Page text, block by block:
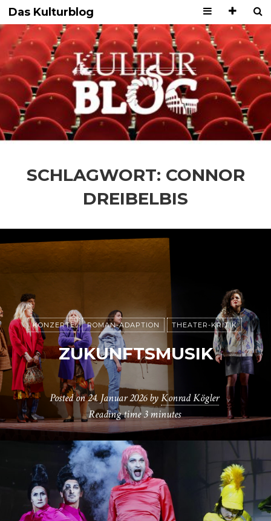
Das Kulturblog
SCHLAGWORT: CONNOR
DREIBELBIS
KONZERTE ROMAN-ADAPTION THEATER-KRITIK
ZUKUNFTSMUSIK
Posted on24. Januar 2026 byKonrad Kögler
Reading time3 minutes